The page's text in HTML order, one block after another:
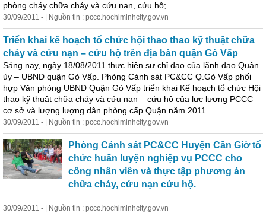
phòng cháy chữa cháy và cứu nạn, cứu hộ;...
30/09/2011 - | Nguồn tin : pccc.hochiminhcity.gov.vn
Triển khai kế hoạch tổ chức hội thao thao kỹ thuật chữa
cháy và cứu nạn – cứu hộ trên địa bàn quận Gò Vấp
Sáng nay, ngày 18/08/2011 thực hiện sự chỉ đạo của lãnh đạo Quận
ủy – UBND quận Gò Vấp. Phòng Cảnh sát PC&CC Q.Gò Vấp phối
hợp Văn phòng UBND Quận Gò Vấp triển khai Kế hoạch tổ chức Hội
thao kỹ thuật chữa cháy và cứu nạn – cứu hộ của lực lượng PCCC
cơ sở và lượng lượng dân phòng cấp Quận năm 2011....
30/09/2011 - | Nguồn tin : pccc.hochiminhcity.gov.vn
Phòng Cảnh sát PC&CC Huyện Cần Giờ tổ
chức huấn luyện nghiệp vụ PCCC cho
công nhân viên và thực tập phương án
chữa cháy, cứu nạn cứu hộ.
30/09/2011 - | Nguồn tin : pccc.hochiminhcity.gov.vn